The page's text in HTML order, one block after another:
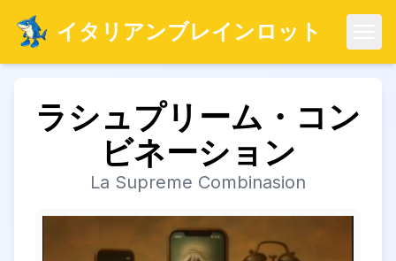
イタリアンブレインロット
ラシュプリーム・コン
ビネーション
La Supreme Combinasion